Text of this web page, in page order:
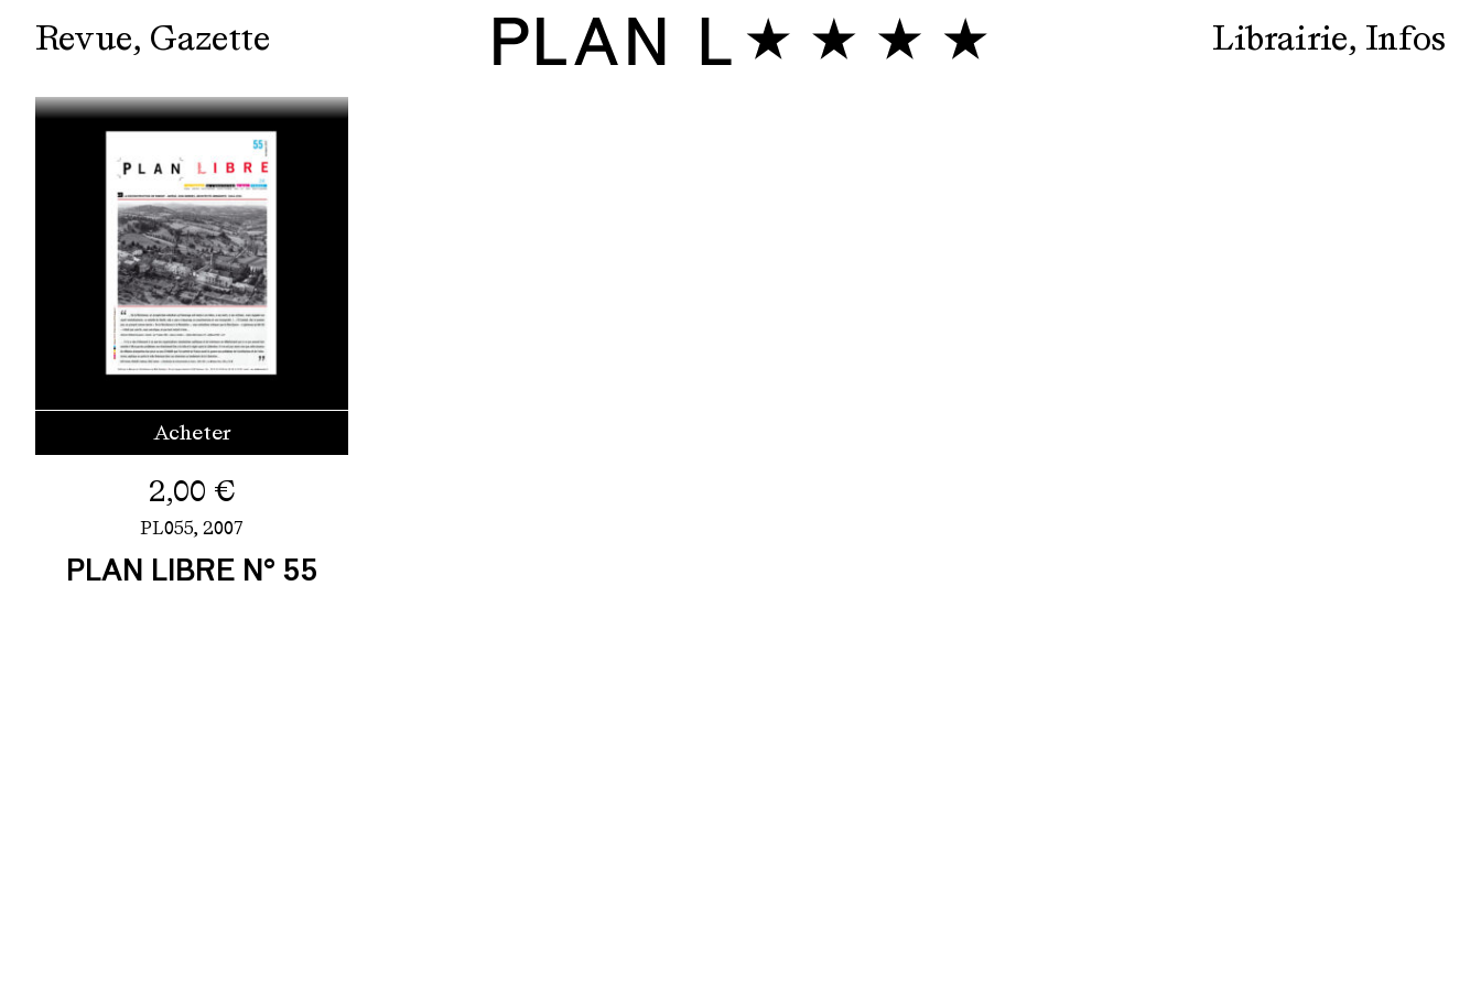
Revue Gazette Librairie Infos
Acheter
2,00 €
PL055, 2007
PLAN LIBRE N° 55